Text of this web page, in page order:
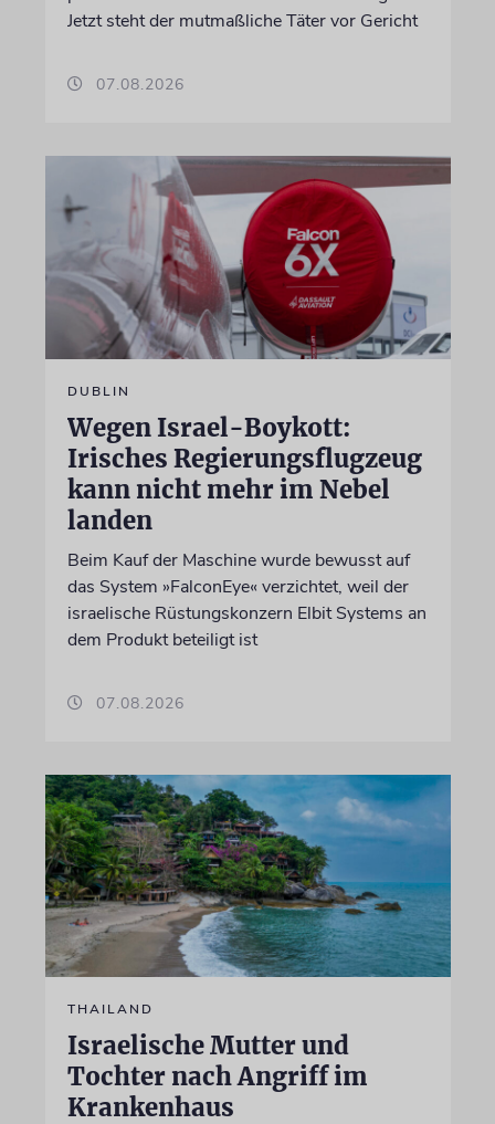
Jetzt steht der mutmaßliche Täter vor Gericht
07.08.2026
DUBLIN
Wegen Israel-Boykott:
Irisches Regierungsflugzeug
kann nicht mehr im Nebel
landen
Beim Kauf der Maschine wurde bewusst auf
das System »FalconEye« verzichtet, weil der
israelische Rüstungskonzern Elbit Systems an
dem Produkt beteiligt ist
07.08.2026
THAILAND
Israelische Mutter und
Tochter nach Angriff im
Krankenhaus